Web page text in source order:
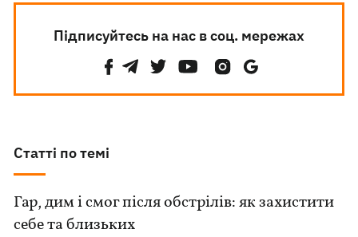
Підписуйтесь на нас в соц. мережах
Статті по темі
Гар, дим і смог після обстрілів: як захистити
себе та близьких